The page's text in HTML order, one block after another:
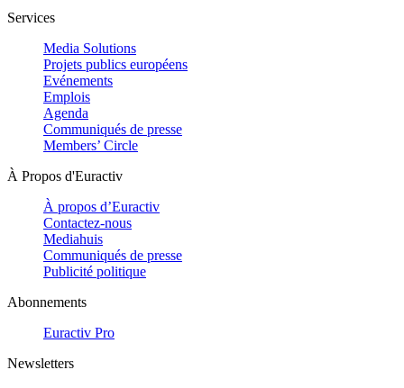
Services
Media Solutions
Projets publics européens
Evénements
Emplois
Agenda
Communiqués de presse
Members’ Circle
À Propos d'Euractiv
À propos d’Euractiv
Contactez-nous
Mediahuis
Communiqués de presse
Publicité politique
Abonnements
Euractiv Pro
Newsletters